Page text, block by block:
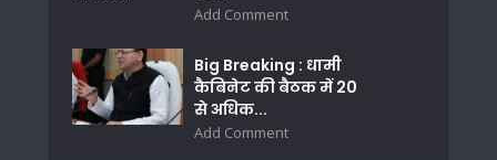
Add Comment
Big Breaking : धामी
कैबिनेट की बैठक में 20
से अधिक...
Add Comment